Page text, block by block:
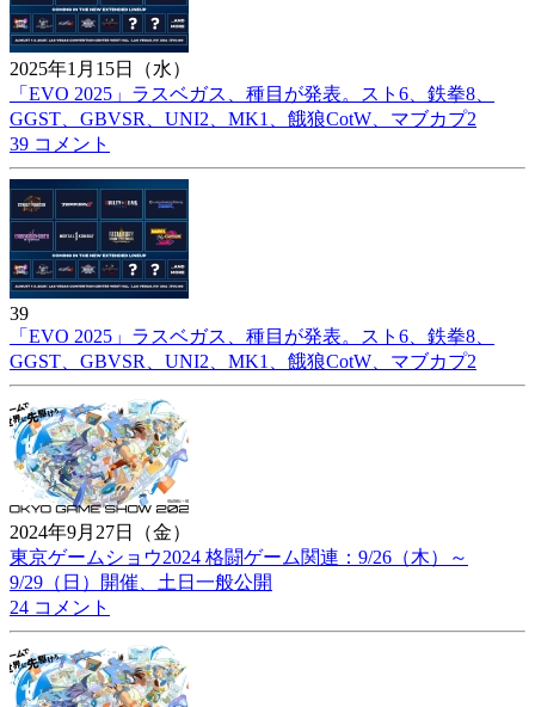
2025年1月15日（水）
「EVO 2025」ラスベガス、種目が発表。スト6、鉄拳8、
GGST、GBVSR、UNI2、MK1、餓狼CotW、マブカプ2
39 コメント
39
「EVO 2025」ラスベガス、種目が発表。スト6、鉄拳8、
GGST、GBVSR、UNI2、MK1、餓狼CotW、マブカプ2
2024年9月27日（金）
東京ゲームショウ2024 格闘ゲーム関連：9/26（木）～
9/29（日）開催、土日一般公開
24 コメント